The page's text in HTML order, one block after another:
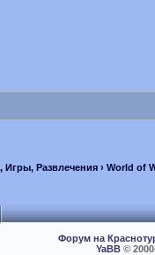
Игры, Развлечения› World of
Форум на
YaBB©